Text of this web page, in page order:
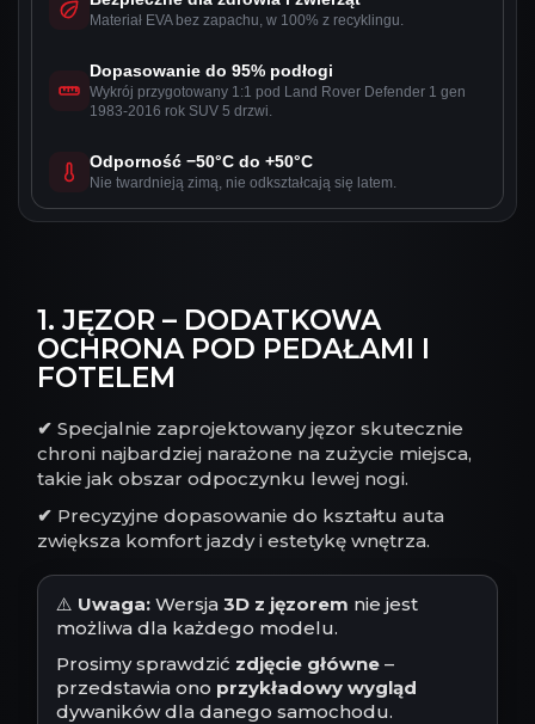
Materiał EVA bez zapachu, w 100% z recyklingu.
Dopasowanie do 95% podłogi
Wykrój przygotowany 1:1 pod Land Rover Defender 1 gen
1983-2016 rok SUV 5 drzwi.
Odporność −50°C do +50°C
Nie twardnieją zimą, nie odkształcają się latem.
1. JĘZOR – DODATKOWA
OCHRONA POD PEDAŁAMI I
FOTELEM
✔ Specjalnie zaprojektowany jęzor skutecznie
chroni najbardziej narażone na zużycie miejsca,
takie jak obszar odpoczynku lewej nogi.
✔ Precyzyjne dopasowanie do kształtu auta
zwiększa komfort jazdy i estetykę wnętrza.
⚠️ Uwaga: Wersja 3D z jęzorem nie jest
możliwa dla każdego modelu.
Prosimy sprawdzić zdjęcie główne –
przedstawia ono przykładowy wygląd
dywaników dla danego samochodu.